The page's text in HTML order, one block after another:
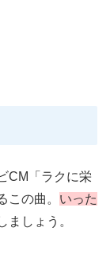
CM「ラクに栄
この曲。 いった
ましょう。